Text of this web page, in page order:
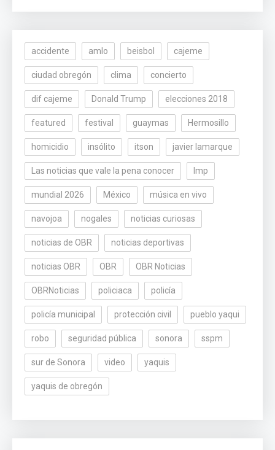
accidente amlo beisbol cajeme
ciudad obregón clima concierto
dif cajeme Donald Trump elecciones 2018
featured festival guaymas Hermosillo
homicidio insólito itson javier lamarque
Las noticias que vale la pena conocer lmp
mundial 2026 México música en vivo
navojoa nogales noticias curiosas
noticias de OBR noticias deportivas
noticias OBR OBR OBR Noticias
OBRNoticias policiaca policía
policía municipal protección civil pueblo yaqui
robo seguridad pública sonora sspm
sur de Sonora video yaquis
yaquis de obregón